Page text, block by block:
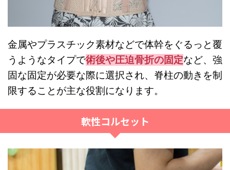
金属やプラスチック素材などで体幹をぐるっと覆
うようなタイプで術後や圧迫骨折の固定など、強
固な固定が必要な際に選択され、脊柱の動きを制
限することが主な役割になります。
軟性コルセット